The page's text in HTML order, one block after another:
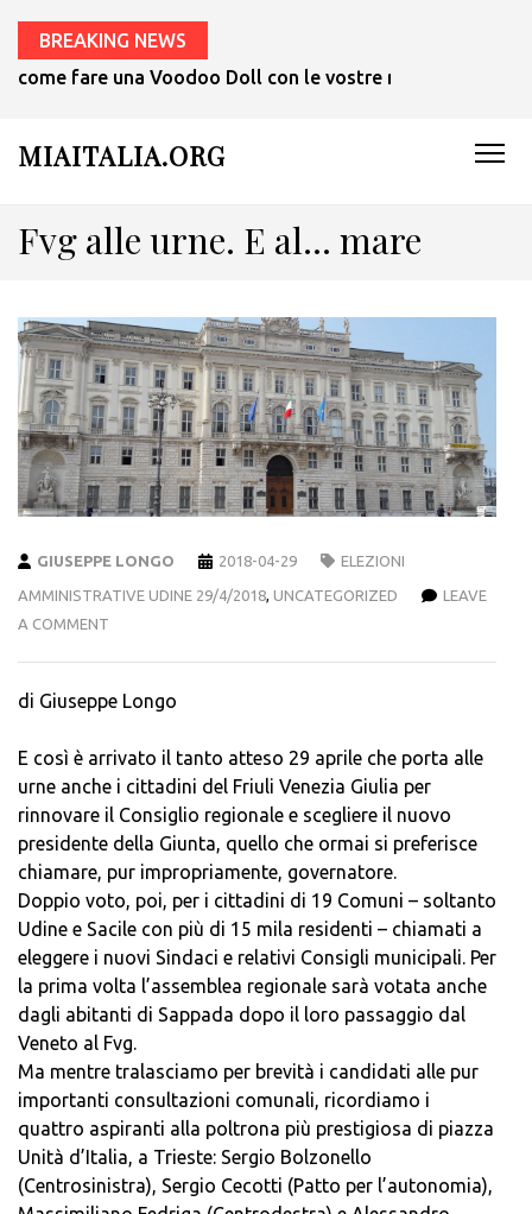
BREAKING NEWS
come fare una Voodoo Doll con le vostre mani in 1 ora.
MIAITALIA.ORG
Fvg alle urne. E al… mare
GIUSEPPE LONGO 2018-04-29 ELEZIONI
AMMINISTRATIVE UDINE 29/4/2018, UNCATEGORIZED
LEAVE
A COMMENT
di Giuseppe Longo
E così è arrivato il tanto atteso 29 aprile che porta alle
urne anche i cittadini del Friuli Venezia Giulia per
rinnovare il Consiglio regionale e scegliere il nuovo
presidente della Giunta, quello che ormai si preferisce
chiamare, pur impropriamente, governatore.
Doppio voto, poi, per i cittadini di 19 Comuni – soltanto
Udine e Sacile con più di 15 mila residenti – chiamati a
eleggere i nuovi Sindaci e relativi Consigli municipali. Per
la prima volta l’assemblea regionale sarà votata anche
dagli abitanti di Sappada dopo il loro passaggio dal
Veneto al Fvg.
Ma mentre tralasciamo per brevità i candidati alle pur
importanti consultazioni comunali, ricordiamo i
quattro aspiranti alla poltrona più prestigiosa di piazza
Unità d’Italia, a Trieste: Sergio Bolzonello
(Centrosinistra), Sergio Cecotti (Patto per l’autonomia),